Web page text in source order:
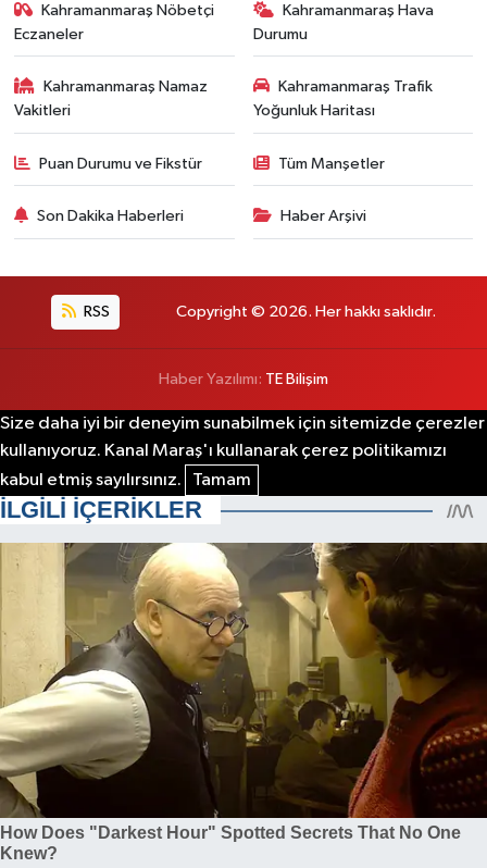
Kahramanmaraş Nöbetçi
Eczaneler
Kahramanmaraş Hava
Durumu
Kahramanmaraş Namaz
Vakitleri
Kahramanmaraş Trafik
Yoğunluk Haritası
Puan Durumu ve Fikstür Tüm Manşetler
Son Dakika Haberleri Haber Arşivi
RSS Copyright © 2026. Her hakkı saklıdır.
Haber Yazılımı: TE Bilişim
Size daha iyi bir deneyim sunabilmek için sitemizde çerezler
kullanıyoruz. Kanal Maraş'ı kullanarak çerez politikamızı
kabul etmiş sayılırsınız.
Tamam